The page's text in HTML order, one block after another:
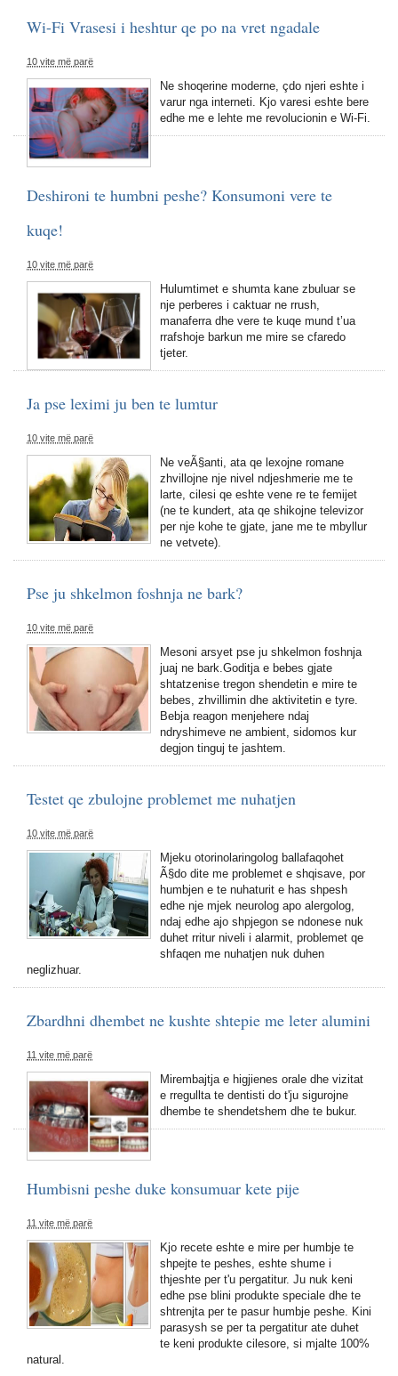
Wi-Fi Vrasesi i heshtur qe po na vret ngadale
10 vite më parë
Ne shoqerine moderne, çdo njeri eshte i
varur nga interneti. Kjo varesi eshte bere
edhe me e lehte me revolucionin e Wi-Fi.
Deshironi te humbni peshe? Konsumoni vere te
kuqe!
10 vite më parë
Hulumtimet e shumta kane zbuluar se
nje perberes i caktuar ne rrush,
manaferra dhe vere te kuqe mund t’ua
rrafshoje barkun me mire se cfaredo
tjeter.
Ja pse leximi ju ben te lumtur
10 vite më parë
Ne veÃ§anti, ata qe lexojne romane
zhvillojne nje nivel ndjeshmerie me te
larte, cilesi qe eshte vene re te femijet
(ne te kundert, ata qe shikojne televizor
per nje kohe te gjate, jane me te mbyllur
ne vetvete).
Pse ju shkelmon foshnja ne bark?
10 vite më parë
Mesoni arsyet pse ju shkelmon foshnja
juaj ne bark.Goditja e bebes gjate
shtatzenise tregon shendetin e mire te
bebes, zhvillimin dhe aktivitetin e tyre.
Bebja reagon menjehere ndaj
ndryshimeve ne ambient, sidomos kur
degjon tinguj te jashtem.
Testet qe zbulojne problemet me nuhatjen
10 vite më parë
Mjeku otorinolaringolog ballafaqohet
Ã§do dite me problemet e shqisave, por
humbjen e te nuhaturit e has shpesh
edhe nje mjek neurolog apo alergolog,
ndaj edhe ajo shpjegon se ndonese nuk
duhet rritur niveli i alarmit, problemet qe
shfaqen me nuhatjen nuk duhen
neglizhuar.
Zbardhni dhembet ne kushte shtepie me leter alumini
11 vite më parë
Mirembajtja e higjienes orale dhe vizitat
e rregullta te dentisti do t'ju sigurojne
dhembe te shendetshem dhe te bukur.
Humbisni peshe duke konsumuar kete pije
11 vite më parë
Kjo recete eshte e mire per humbje te
shpejte te peshes, eshte shume i
thjeshte per t'u pergatitur. Ju nuk keni
edhe pse blini produkte speciale dhe te
shtrenjta per te pasur humbje peshe. Kini
parasysh se per ta pergatitur ate duhet
te keni produkte cilesore, si mjalte 100%
natural.